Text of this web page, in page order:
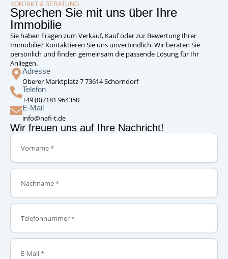
KONTAKT & BERATUNG
Sprechen Sie mit uns über Ihre
Immobilie
Sie haben Fragen zum Verkauf, Kauf oder zur Bewertung Ihrer
Immobilie? Kontaktieren Sie uns unverbindlich. Wir beraten Sie
persönlich und finden gemeinsam die passende Lösung für Ihr
Anliegen.
Adresse
Oberer Marktplatz 7 73614 Schorndorf
Telefon
+49 (0)7181 964350
E-Mail
info@nafi-t.de
Wir freuen uns auf Ihre Nachricht!
Vorname
Nachname
Telefonnummer
E-
Mail